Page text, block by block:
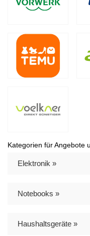
Kategorien für Angebote
Elektronik »
Notebooks »
Haushaltsgeräte »